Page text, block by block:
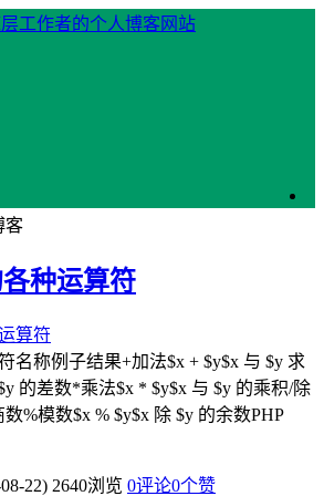
工作者的个人博客网站
客
种运算符
名称例子结果+加法$x + $y$x 与 $y 求
的差数*乘法$x * $y$x 与 $y 的乘积/除
%模数$x % $y$x 除 $y 的余数PHP
22) 2640浏览 0评论0个赞